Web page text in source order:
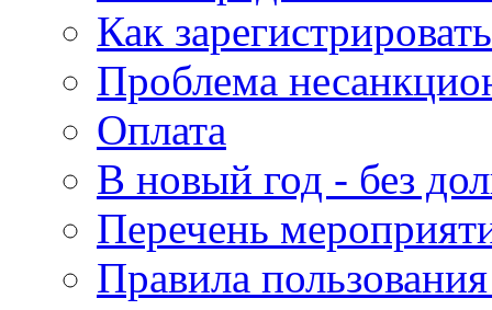
Как
Проблема
Оплата
В новый год - без
Перечень
Правила